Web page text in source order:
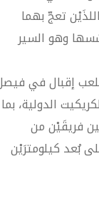
تعجّ بهما
وهو السير
إقبال في
الدولية، بما
فريقَيْن من
بُعد كيلومترَيْن